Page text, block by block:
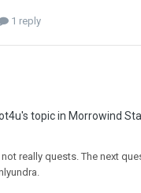
1 reply
topic in Morrowind
really quests. The next